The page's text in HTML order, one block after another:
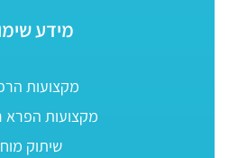
מידע
מקצועות
מקצועות הפרא
שיתוק